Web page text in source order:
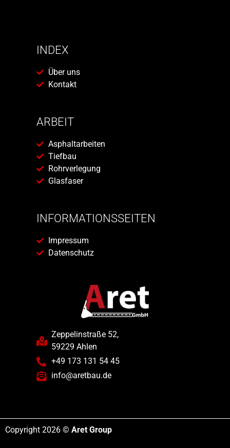
INDEX
Über uns
Kontakt
ARBEIT
Asphaltarbeiten
Tiefbau
Rohrverlegung
Glasfaser
INFORMATIONSSEITEN
Impressum
Datenschutz
Zeppelinstraße 52,
59229 Ahlen
+49 173 131 54 45
info@aretbau.de
Copyright 2026 © Aret Group